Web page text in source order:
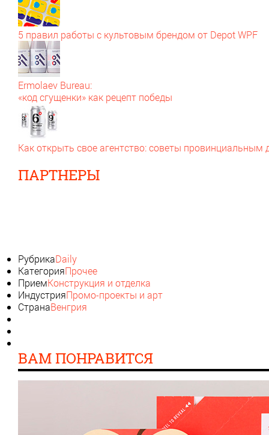
5 правил работы с культовым брендом от Depot WPF
Ermolaev Bureau:
«код сгущенки» как рецепт победы
Как открыть свое агентство: советы провинциальным
ПАРТНЕРЫ
РубрикаDaily
КатегорияПрочее
ПриемКонструкция и отделка
ИндустрияПромо-проекты и арт
СтранаВенгрия
ВАМ ПОНРАВИТСЯ